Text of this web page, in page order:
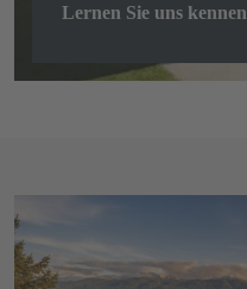
Lernen Sie uns kennen